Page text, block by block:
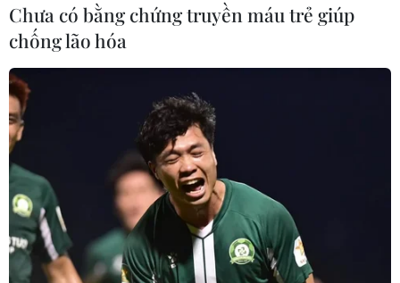
Chưa có bằng chứng truyền máu trẻ giúp
chống lão hóa